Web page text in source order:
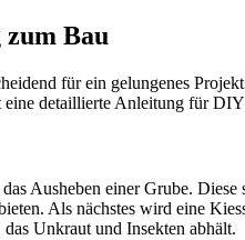
Bau
für ein gelungenes
detaillierte Anleitung für DIY
Ausheben einer Grube.
Als nächstes wird eine
Unkraut und Insekten abhält.